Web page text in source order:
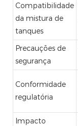
Compatibilidade
da mistura de
tanques
Precauções de
segurança
Conformidade
regulatória
Impacto